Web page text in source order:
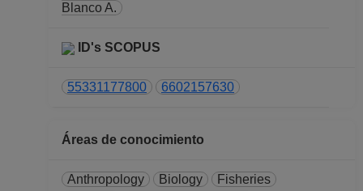
Facultad de Ciencias
registros en el SIIA)
Blanco A.
ID's SCOPUS
55331177800 6602157630
Áreas de conocimiento
Anthropology Biology
Fisheries